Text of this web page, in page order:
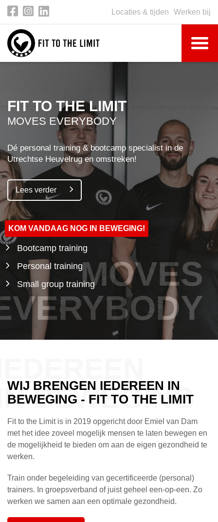
Locaties & tijden Werken bij
MOVES
FIT TO THE LIMIT
MOVES EVERYBODY
Dé personal training & bootcamp specialist in de
Utrechtse Heuvelrug en omstreken!
Lees verder
KOM VANDAAG NOG IN BEWEGING!
Bootcamp training
Personal training
Small group training
BEWEGING
WIJ BRENGEN IEDEREEN IN
BEWEGING - FIT TO THE LIMIT
Fit to the Limit is in 2019 opgericht door Emiel van Dam
met het idee zoveel mogelijk mensen te laten bewegen en
de mogelijkheid te bieden om aan de eigen gezondheid te
werken.
Train onder begeleiding van gecertificeerde (personal)
trainers. In groepsverband of juist geheel een-op-een. Zo
werken we samen aan een optimale gezondheid.